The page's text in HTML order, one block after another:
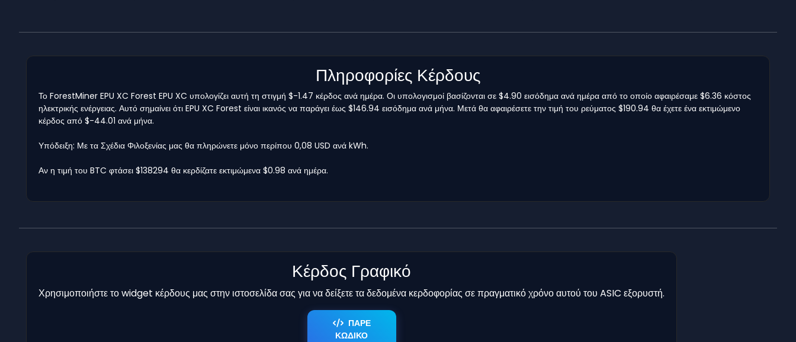
Πληροφορίες Κέρδους
Το ForestMiner EPU XC Forest EPU XC υπολογίζει αυτή τη στιγμή $-1.47 κέρδος ανά ημέρα. Οι υπολογισμοί βασίζονται σε $4.90 εισόδημα ανά ημέρα από το οποίο αφαιρέσαμε $6.36 κόστος
ηλεκτρικής ενέργειας. Αυτό σημαίνει ότι EPU XC Forest είναι ικανός να παράγει έως $146.94 εισόδημα ανά μήνα. Μετά θα αφαιρέσετε την τιμή του ρεύματος $190.94 θα έχετε ένα εκτιμώμενο
κέρδος από $-44.01 ανά μήνα.
Υπόδειξη: Με τα Σχέδια Φιλοξενίας μας θα πληρώνετε μόνο περίπου 0,08 USD ανά kWh.
Αν η τιμή του BTC φτάσει $138294 θα κερδίζατε εκτιμώμενα $0.98 ανά ημέρα.
Κέρδος Γραφικό
Χρησιμοποιήστε το widget κέρδους μας στην ιστοσελίδα σας για να δείξετε τα δεδομένα κερδοφορίας σε πραγματικό χρόνο αυτού του ASIC εξορυστή.
ΠΑΡΕ
ΚΩΔΙΚΟ